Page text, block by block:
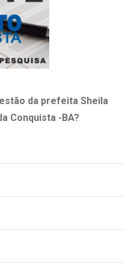
da prefeita Sheila
Conquista -BA?